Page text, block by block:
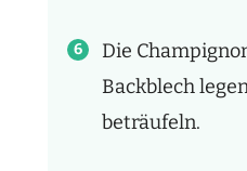
Die
Backblech
beträufeln.